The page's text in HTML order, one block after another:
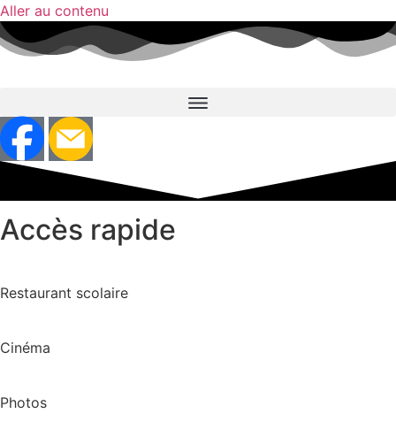
Aller au contenu
Accès rapide
Restaurant scolaire
Cinéma
Photos